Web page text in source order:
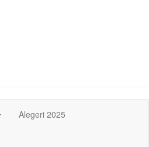
Alegeri 2025